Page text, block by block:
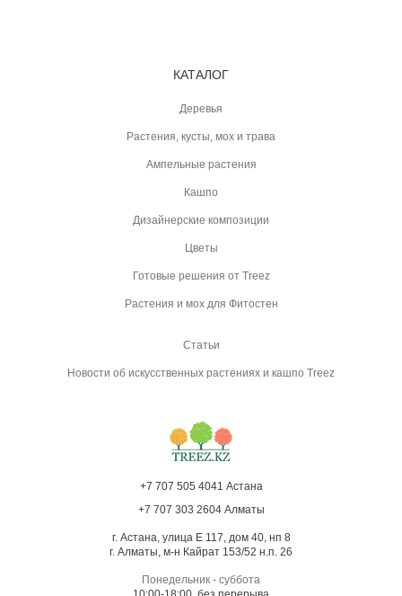
КАТАЛОГ
Деревья
Растения, кусты, мох и трава
Ампельные растения
Кашпо
Дизайнерские композиции
Цветы
Готовые решения от Treez
Растения и мох для Фитостен
Статьи
Новости об искусственных растениях и кашпо Treez
+7 707 505 4041 Астана
+7 707 303 2604 Алматы
г. Астана, улица Е 117, дом 40, нп 8
г. Алматы, м-н Кайрат 153/52 н.п. 26
Понедельник - суббота